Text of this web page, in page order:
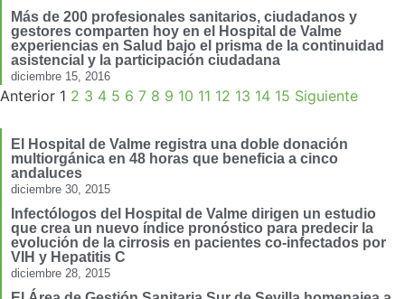
Más de 200 profesionales sanitarios, ciudadanos y
gestores comparten hoy en el Hospital de Valme
experiencias en Salud bajo el prisma de la continuidad
asistencial y la participación ciudadana
diciembre 15, 2016
Anterior 1 2 3 4 5 6 7 8 9 10 11 12 13 14 15 Siguiente
El Hospital de Valme registra una doble donación
multiorgánica en 48 horas que beneficia a cinco
andaluces
diciembre 30, 2015
Infectólogos del Hospital de Valme dirigen un estudio
que crea un nuevo índice pronóstico para predecir la
evolución de la cirrosis en pacientes co-infectados por
VIH y Hepatitis C
diciembre 28, 2015